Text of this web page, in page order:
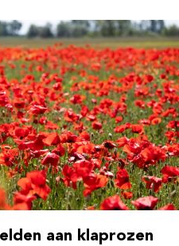
aan klaprozen